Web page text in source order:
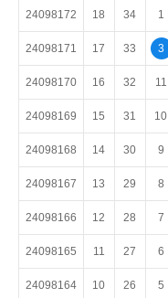
24098172 18 34 1
24098171 17 33 3
24098170 16 32 11
24098169 15 31 10
24098168 14 30 9
24098167 13 29 8
24098166 12 28 7
24098165 11 27 6
24098164 10 26 5